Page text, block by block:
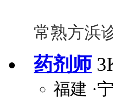
常熟方浜
药剂师
福建 ·